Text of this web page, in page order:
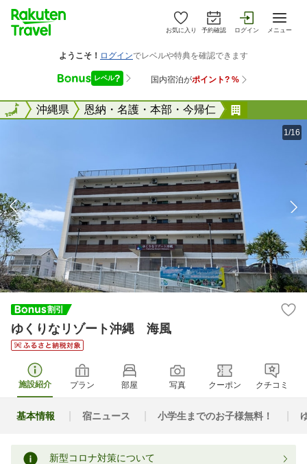
お気に入り 予約確認 ログイン メニュー
全国沖縄県 恩納・名護・本部・今帰仁
全国
1/16
ゆくりなリゾート沖縄 海風
施設紹介 プラン 部屋 写真 クーポン クチコミ
基本情報 宿ニュース 小学生までのお子様無料！
新型コロナ対策について